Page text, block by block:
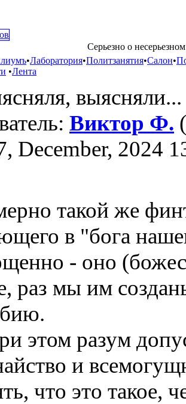
Серьезно о
•Лаборатория•Политзанятия•Салон•
•Лента
выясняли...
Виктор Ф.
December, 2024
такой же
в "бога
- оно
раз мы им
этом разум
и
что это такое,